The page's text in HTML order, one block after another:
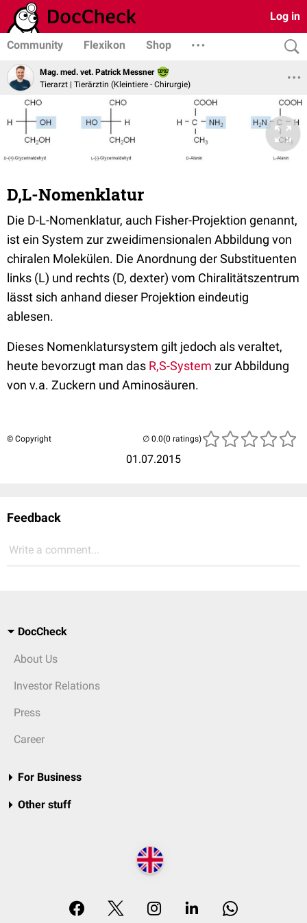
Log in
Community Flexikon Shop
Mag. med. vet. Patrick Messner
Tierarzt | Tierärztin (Kleintiere - Chirurgie)
D,L-Nomenklatur
Die D-L-Nomenklatur, auch Fisher-Projektion genannt,
ist ein System zur zweidimensionalen Abbildung von
chiralen Molekülen. Die Anordnung der Substituenten
links (L) und rechts (D, dexter) vom Chiralitätszentrum
lässt sich anhand dieser Projektion eindeutig
ablesen.
Dieses Nomenklatursystem gilt jedoch als veraltet,
heute bevorzugt man das R,S-System zur Abbildung
von v.a. Zuckern und Aminosäuren.
© Copyright
01.07.2015
(0 ratings)
Feedback
Write a comment...
DocCheck
About Us
Investor Relations
Press
Career
For Business
Other stuff